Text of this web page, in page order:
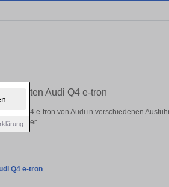
Audi Q4 e-tron
Q4 e-tron von Audi in verschiedenen
Händler.
Q4 e-tron